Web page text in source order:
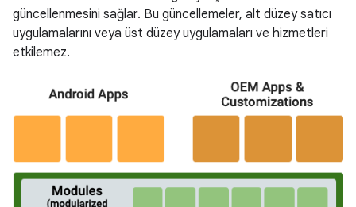
güncellenmesini sağlar. Bu güncellemeler, alt düzey satıcı
uygulamalarını veya üst düzey uygulamaları ve hizmetleri
etkilemez.